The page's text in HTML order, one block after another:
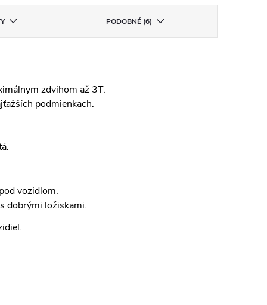
PODOBNÉ (6)
zdvihom až 3T.
podmienkach.
vozidlom.
dobrými ložiskami.